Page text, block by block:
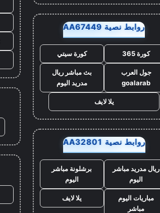
روابط نصية AA67449
كورة 365 كورة سيتي
جول العرب
goalarab
بث مباشر ريال
مدريد اليوم
يلا لايف
روابط نصية AA32801
ريال مدريد مباشر
اليوم
برشلونة مباشر
اليوم
مباريات اليوم
مباشر
يلا لايف